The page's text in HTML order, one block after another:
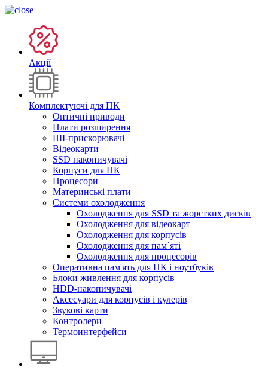
Акції
Комплектуючі для ПК
Оптичні приводи
Плати розширення
ШІ-прискорювачі
Відеокарти
SSD накопичувачі
Корпуси для ПК
Процесори
Материнські плати
Системи охолодження
Охолодження для SSD та жорстких дисків
Охолодження для відеокарт
Охолодження для корпусів
Охолодження для пам`яті
Охолодження для процесорів
Оперативна пам'ять для ПК і ноутбуків
Блоки живлення для корпусів
HDD-накопичувачі
Аксесуари для корпусів і кулерів
Звукові карти
Контролери
Термоинтерфейси